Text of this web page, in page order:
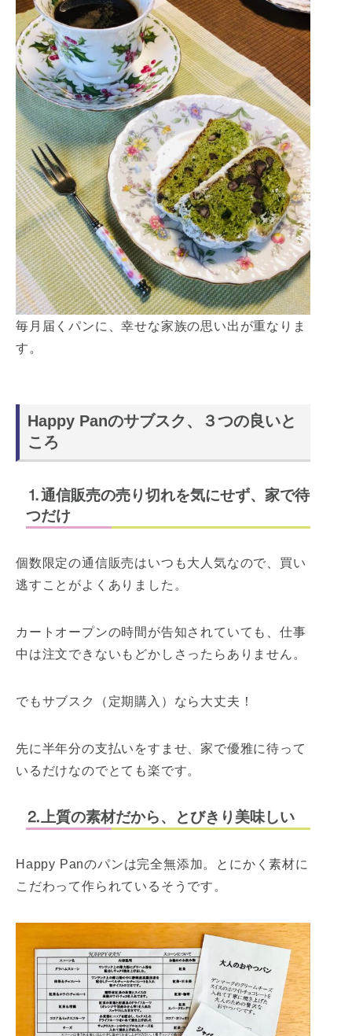
毎月届くパンに、幸せな家族の思い出が重なりま
す。
Happy Panのサブスク、３つの良いと
ころ
⒈通信販売の売り切れを気にせず、家で待
つだけ
個数限定の通信販売はいつも大人気なので、買い
逃すことがよくありました。
カートオープンの時間が告知されていても、仕事
中は注文できないもどかしさったらありません。
でもサブスク（定期購入）なら大丈夫！
先に半年分の支払いをすませ、家で優雅に待って
いるだけなのでとても楽です。
⒉上質の素材だから、とびきり美味しい
Happy Panのパンは完全無添加。とにかく素材に
こだわって作られているそうです。